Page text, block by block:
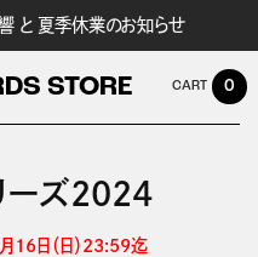
と 夏季休業のお知らせ
STORE 0
ーズ2024
16日（日）23:59迄